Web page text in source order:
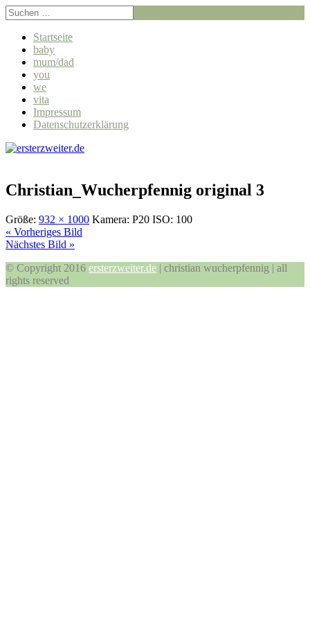
Startseite
baby
mum/dad
you
we
vita
Impressum
Datenschutzerklärung
Christian_Wucherpfennig original 3
Größe: 932 × 1000 Kamera: P20 ISO: 100
« Vorheriges Bild
Nächstes Bild »
© Copyright 2016 ersterzweiter.de | christian wucherpfennig | all
rights reserved